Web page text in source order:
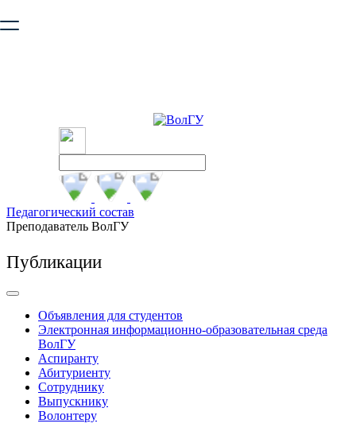
безопасную работу с сайтом. Пожалуйста
Педагогический состав
Преподаватель ВолГУ
Публикации
Объявления для студентов
Электронная информационно-образовательная среда
ВолГУ
Аспиранту
Абитуриенту
Сотруднику
Выпускнику
Волонтеру